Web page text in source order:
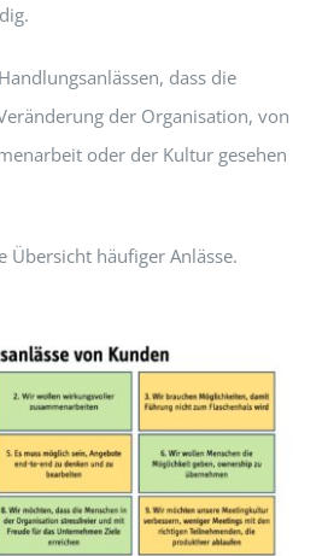
dass die
der Organisation, von
oder der Kultur gesehen
Übersicht häufiger Anlässe.